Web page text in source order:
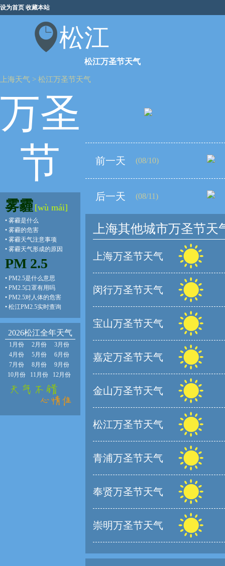
设为首页 收藏本站
松江
松江万圣节天气
上海天气 > 松江万圣节天气
万圣
节
雾霾 [wù mái]
• 雾霾是什么
• 雾霾的危害
• 雾霾天气注意事项
• 雾霾天气形成的原因
PM 2.5
• PM2.5是什么意思
• PM2.5口罩有用吗
• PM2.5对人体的危害
• 松江PM2.5实时查询
2026松江全年天气
1月份 2月份
3月份
4月份
5月份
6月份
7月份
8月份
9月份
10月份
11月份 12月份
前一天 (08/10)
后一天 (08/11)
上海其他城市万圣节天
上海万圣节天气
闵行万圣节天气
宝山万圣节天气
嘉定万圣节天气
金山万圣节天气
松江万圣节天气
青浦万圣节天气
奉贤万圣节天气
崇明万圣节天气